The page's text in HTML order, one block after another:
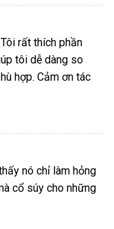
rất thích phần
tôi dễ dàng so
hợp. Cảm ơn tác
nó chỉ làm hỏng
cổ súy cho những